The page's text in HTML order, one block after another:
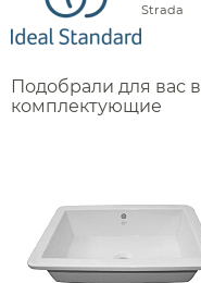
Strada
Подобрали для вас
комплектующие